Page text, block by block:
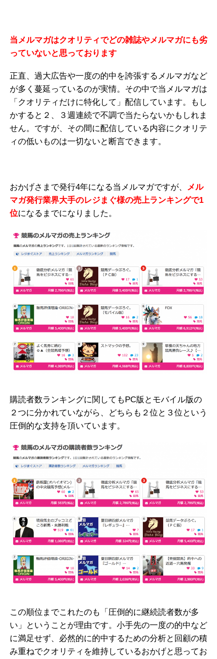
当メルマガはクオリティでどの雑誌やメルマガにも劣
っていないと思っております
正直、過大広告や一度の的中を誇張するメルマガなど
が多く蔓延っているのが実情。その中で当メルマガは
「クオリティだけに特化して」配信しています。もし
かすると２、３週連続で不調で当たらないかもしれま
せん。ですが、その間に配信している内容にクオリテ
ィの低いものは一切ないと断言できます。
おかげさまで発行4年になる当メルマガですが、 メル
マガ発行業界大手のレジまぐ様の売上ランキングで1
位になるまでになりました。
購読者数ランキングに関してもPC版とモバイル版の
２つに分かれていながら、どちらも２位と３位という
圧倒的な支持を頂いています。
この順位までこれたのも「圧倒的に継続読者数が多
い」ということが理由です。小手先の一度の的中など
に満足せず、必然的に的中するための分析と回顧の積
み重ねでクオリティを維持しているおかげと思ってお